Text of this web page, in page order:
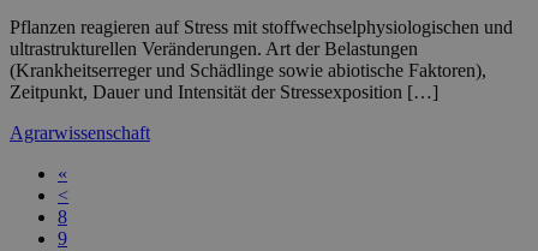
Pflanzen reagieren auf Stress mit stoffwechselphysiologischen und
ultrastrukturellen Veränderungen. Art der Belastungen
(Krankheitserreger und Schädlinge sowie abiotische Faktoren),
Zeitpunkt, Dauer und Intensität der Stressexposition […]
Agrarwissenschaft
«
<
8
9